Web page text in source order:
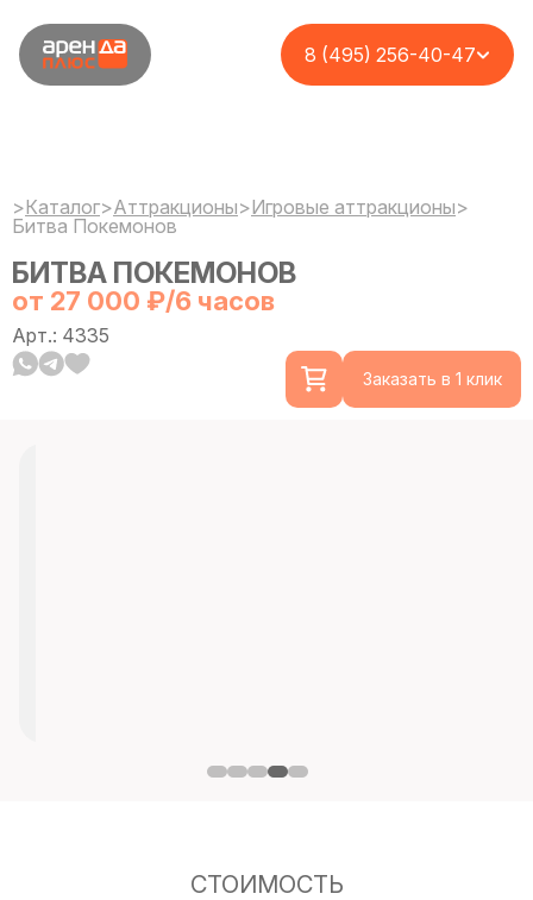
8 (495) 256-40-47
>Каталог>Аттракционы>Игровые аттракционы>
Битва Покемонов
БИТВА ПОКЕМОНОВ
от 27 000 ₽/6 часов
Арт.: 4335
Заказать в 1 клик
СТОИМОСТЬ